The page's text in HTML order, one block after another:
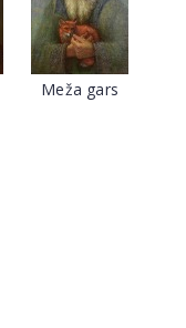
Meža gars